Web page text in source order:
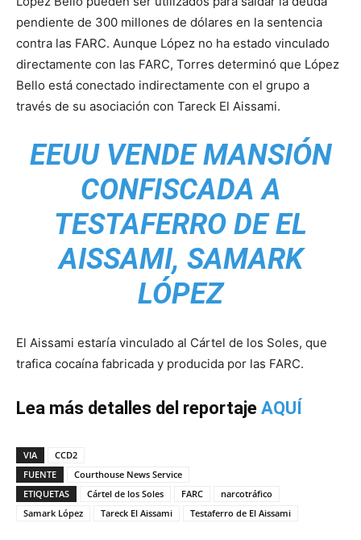
pendiente de 300 millones de dólares en la sentencia
contra las FARC. Aunque López no ha estado vinculado
directamente con las FARC, Torres determinó que López
Bello está conectado indirectamente con el grupo a
través de su asociación con Tareck El Aissami.
EEUU VENDE MANSIÓN
CONFISCADA A
TESTAFERRO DE EL
AISSAMI, SAMARK
LÓPEZ
El Aissami estaría vinculado al Cártel de los Soles, que
trafica cocaína fabricada y producida por las FARC.
Lea más detalles del reportaje AQUÍ
VIA
CCD2
FUENTE
Courthouse News Service
ETIQUETAS
Cártel de los Soles FARC
narcotráfico
Samark López
Tareck El Aissami Testaferro de El Aissami